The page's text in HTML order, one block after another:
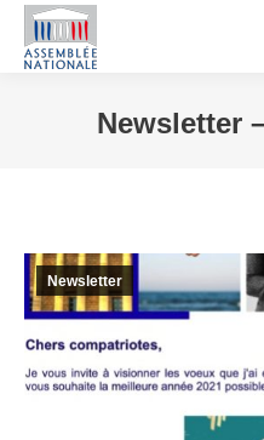
Newsletter
Newsletter